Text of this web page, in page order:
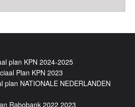
plan KPN 2024-2025
Plan KPN 2023
plan NATIONALE NEDERLANDEN
Rabobank 2022 2023